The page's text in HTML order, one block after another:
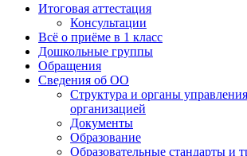
Итоговая аттестация
Консультации
Всё о приёме в 1 класс
Дошкольные группы
Обращения
Сведения об ОО
Структура и органы
организацией
Документы
Образование
Образовательные стандарты и